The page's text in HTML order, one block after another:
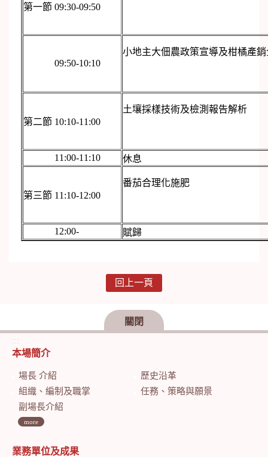
第一節 09:30-09:50
09:50-10:10
小地主大佃農政策宣導及柑橘產
第二節 10:10-11:00
土壤採樣技術及檢測報告解析
11:00-11:10 休息
第三節 11:10-12:00
番茄合理化施肥
12:00- 賦歸
回上一頁
關閉
:::
本場簡介
場長 介紹
歷史沿革
組織、編制及職掌
任務、策略與願景
副場長介紹
more
業務單位及成果